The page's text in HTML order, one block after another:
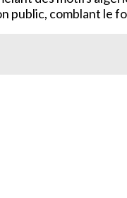
public, comblant le